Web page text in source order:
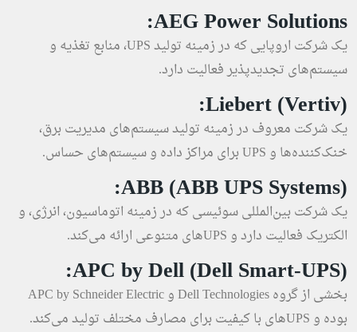
AEG Power Solutions:
یک شرکت اروپایی که در زمینه تولید UPS، منابع تغذیه و
سیستم‌های تجدیدپذیر فعالیت دارد.
Liebert (Vertiv):
یک شرکت معروف در زمینه تولید سیستم‌های مدیریت برق،
خنک‌کننده‌ها و UPS برای مراکز داده و سیستم‌های حساس.
ABB (ABB UPS Systems):
یک شرکت بین‌المللی سوئیسی که در زمینه اتوماسیون، انرژی، و
الکتریک فعالیت دارد و UPSهای متنوعی ارائه می‌کند.
APC by Dell (Dell Smart-UPS):
بخشی از گروه Dell Technologies و APC by Schneider Electric
بوده و UPSهای با کیفیت برای مصارف مختلف تولید می‌کند.